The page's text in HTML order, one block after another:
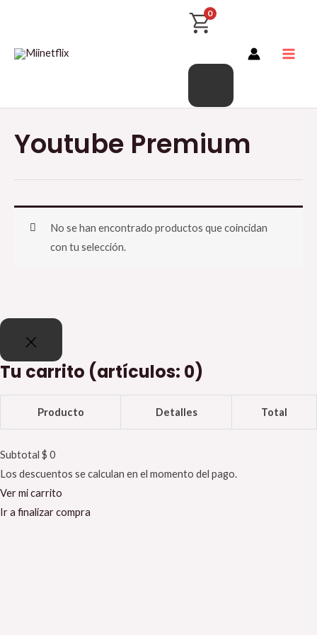
contenido
0
Youtube Premium
No se han encontrado productos que coincidan
con tu selección.
Tu carrito (artículos: 0)
carrito
Producto Detalles Total
Subtotal $ 0
Los descuentos se calculan en el momento del pago.
Ver mi carrito
Ir a finalizar compra